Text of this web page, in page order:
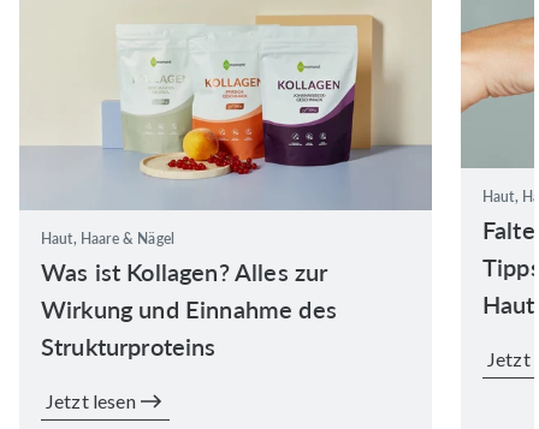
Haut, Haare & Nägel
Was ist Kollagen? Alles zur
Wirkung und Einnahme des
Strukturproteins
Jetzt lesen
Haut,
Jetzt